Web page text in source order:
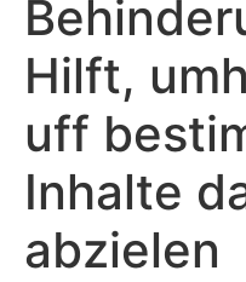
Hilft,
uff
Inhalte
abzielen